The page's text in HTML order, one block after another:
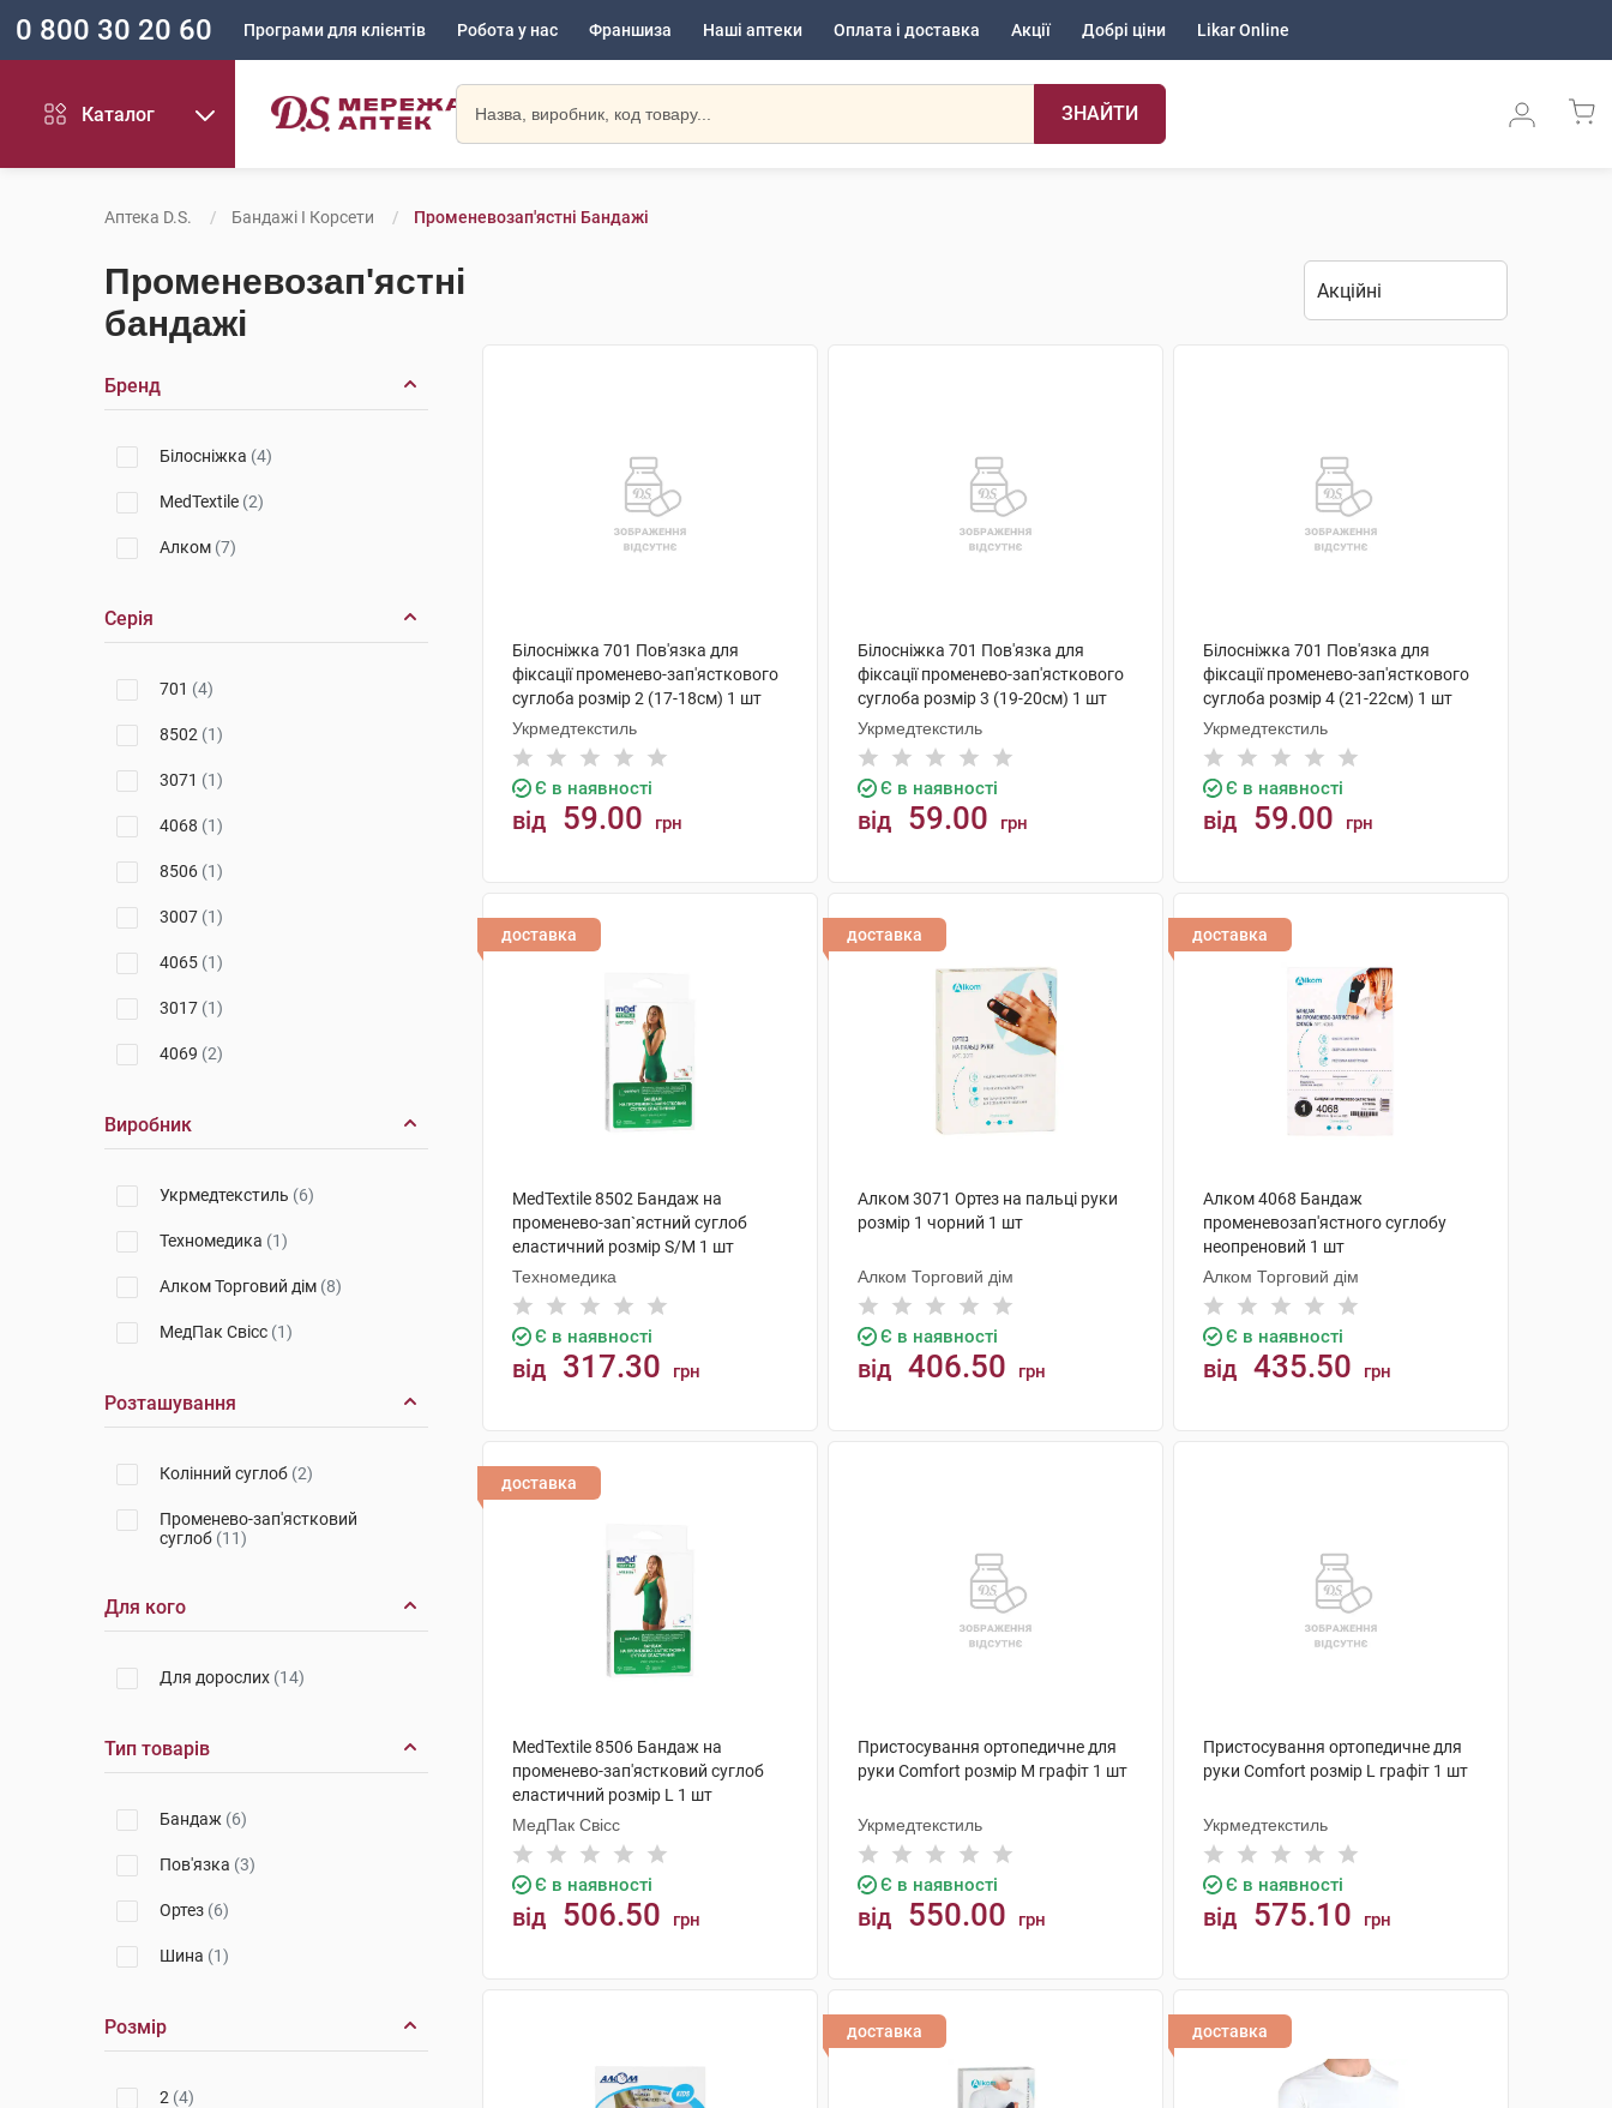
0 800 30 20 60 Програми для клієнтів Робота у нас Франшиза Наші аптеки Оплата і доставка Акції Добрі ціни Likar Online
Каталог ЗНАЙТИ
Аптека D.S. Бандажі І Корсети Променевозап'ястні Бандажі
Променевозап'ястні
бандажі
Бренд
Білосніжка (4)
MedTextile (2)
Алком (7)
Серія
701 (4)
8502 (1)
3071 (1)
4068 (1)
8506 (1)
3007 (1)
4065 (1)
3017 (1)
4069 (2)
Виробник
Укрмедтекстиль (6)
Техномедика (1)
Алком Торговий дім (8)
МедПак Свісс (1)
Розташування
Колінний суглоб (2)
Променево-зап'ястковий
суглоб (11)
Для кого
Для дорослих (14)
Тип товарів
Бандаж (6)
Пов'язка (3)
Ортез (6)
Шина (1)
Розмір
2 (4)
Білосніжка 701 Пов'язка для
фіксації променево-зап'ясткового
суглоба розмір 2 (17-18см) 1 шт
Укрмедтекстиль
Є в наявності
від 59.00 грн
Білосніжка 701 Пов'язка для
фіксації променево-зап'ясткового
суглоба розмір 3 (19-20см) 1 шт
Укрмедтекстиль
Є в наявності
від 59.00 грн
Білосніжка 701 Пов'язка для
фіксації променево-зап'ясткового
суглоба розмір 4 (21-22см) 1 шт
Укрмедтекстиль
Є в наявності
від 59.00 грн
доставка
MedTextile 8502 Бандаж на
променево-зап`ястний суглоб
еластичний розмір S/M 1 шт
Техномедика
Є в наявності
від 317.30 грн
доставка
Алком 3071 Ортез на пальці руки
розмір 1 чорний 1 шт
Алком Торговий дім
Є в наявності
від 406.50 грн
доставка
Алком 4068 Бандаж
променевозап'ястного суглобу
неопреновий 1 шт
Алком Торговий дім
Є в наявності
від 435.50 грн
доставка
MedTextile 8506 Бандаж на
променево-зап'ястковий суглоб
еластичний розмір L 1 шт
МедПак Свісс
Є в наявності
від 506.50 грн
Пристосування ортопедичне для
руки Comfort розмір M графіт 1 шт
Укрмедтекстиль
Є в наявності
від 550.00 грн
Пристосування ортопедичне для
руки Comfort розмір L графіт 1 шт
Укрмедтекстиль
Є в наявності
від 575.10 грн
доставка доставка